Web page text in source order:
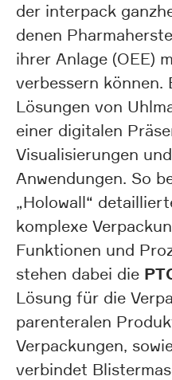
der interpack
denen
ihrer Anlage (OEE)
verbessern können.
Lösungen von
einer digitalen
Visualisierungen
Anwendungen. So
„Holowall“
komplexe
Funktionen und
stehen dabei die
Lösung für die
parenteralen
Verpackungen,
verbindet